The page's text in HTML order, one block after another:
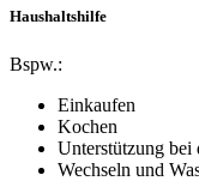
Haushaltshilfe
Bspw.:
Einkaufen
Kochen
Unterstützung bei
Wechseln und